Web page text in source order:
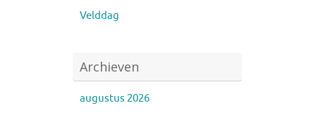
Velddag
Archieven
augustus 2026